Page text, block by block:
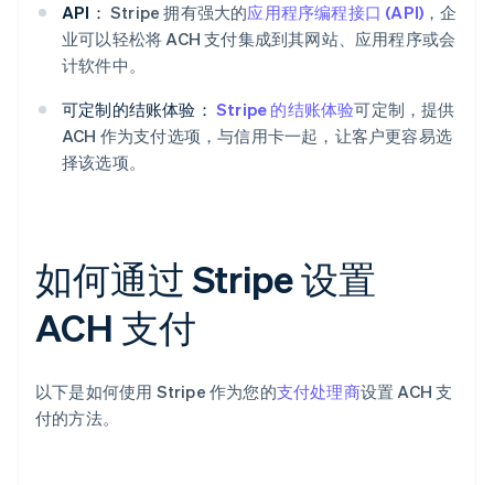
API： Stripe 拥有强大的应用程序编程接口 (API) ，企
业可以轻松将 ACH 支付集成到其网站、应用程序或会
计软件中。
可定制的结账体验： Stripe 的结账体验可定制，提供
ACH 作为支付选项，与信用卡一起，让客户更容易选
择该选项。
如何通过 Stripe 设置
ACH 支付
以下是如何使用 Stripe 作为您的支付处理商设置 ACH 支
付的方法。